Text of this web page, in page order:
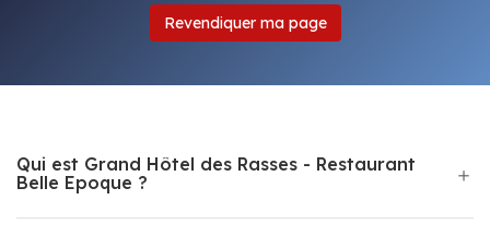
Revendiquer ma page
Qui est Grand Hôtel des Rasses - Restaurant
Belle Epoque ?